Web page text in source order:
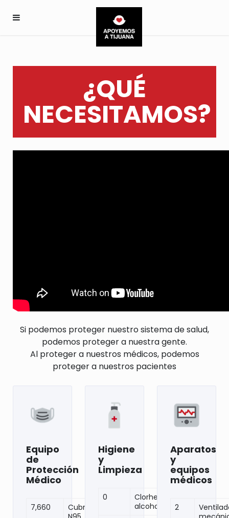
¿QUÉ
NECESITAMOS?
Si podemos proteger nuestro sistema de salud,
podemos proteger a nuestra gente.
Al proteger a nuestros médicos, podemos
proteger a nuestros pacientes
Equipo
de
Protección
Médico
7,660
Cubrebocas
Higiene
y
Limpieza
0
Clorhexidina de
alcohol
Aparatos
y
equipos
médicos
2